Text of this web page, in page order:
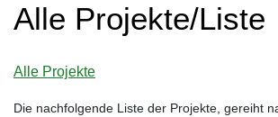
Alle Projekte/Liste
Projekte
Alle Projekte
Die nachfolgende Liste der Projekte, gereiht